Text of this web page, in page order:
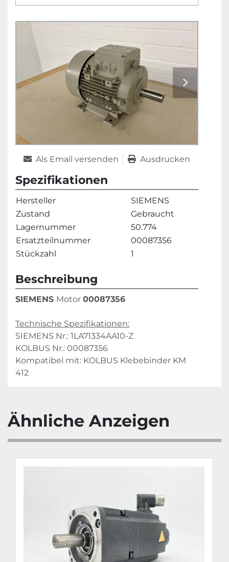
Als Email versenden Ausdrucken
Spezifikationen
Hersteller
SIEMENS
Zustand
Gebraucht
Lagernummer
50.774
Ersatzteilnummer
00087356
Stückzahl
1
Beschreibung
SIEMENS Motor 00087356
Technische Spezifikationen:
SIEMENS Nr.: 1LA71334AA10-Z
KOLBUS Nr.: 00087356
Kompatibel mit: KOLBUS Klebebinder KM
412
Ähnliche Anzeigen